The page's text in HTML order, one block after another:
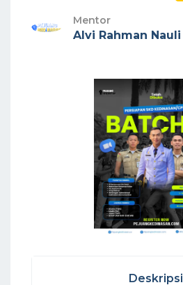
Mentor
Alvi Rahman Nauli
Deskripsi